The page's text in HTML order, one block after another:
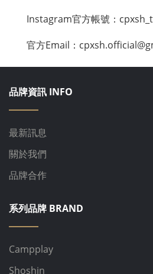
Instagram官方帳號：
官方Email：
品牌資訊 INFO
最新訊息
關於我們
品牌合作
系列品牌 BRAND
Campplay
Shoshin